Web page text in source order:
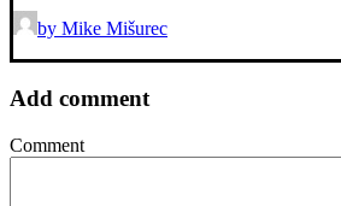
by Mike Mišurec
Add comment
Comment